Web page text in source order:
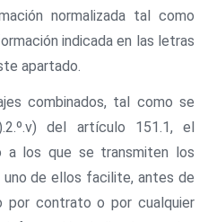
normalizada tal como
indicada en las letras
apartado.
combinados, tal como se
del artículo 151.1, el
a los que se transmiten los
de ellos facilite, antes de
por contrato o por cualquier